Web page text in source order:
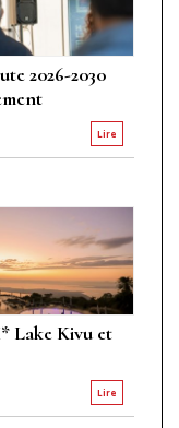
2026-2030
Lire
Lake Kivu et
Lire